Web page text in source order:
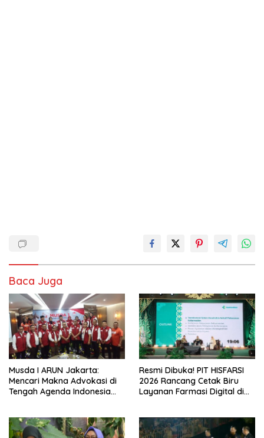
Baca Juga
Musda I ARUN Jakarta:
Mencari Makna Advokasi di
Tengah Agenda Indonesia
Resmi Dibuka! PIT HISFARSI
2026 Rancang Cetak Biru
Layanan Farmasi Digital di